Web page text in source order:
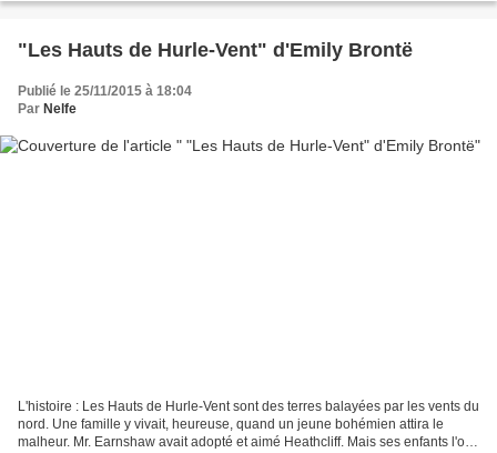
"Les Hauts de Hurle-Vent" d'Emily Brontë
Publié le 25/11/2015 à 18:04
Par Nelfe
L'histoire : Les Hauts de Hurle-Vent sont des terres balayées par les vents du
nord. Une famille y vivait, heureuse, quand un jeune bohémien attira le
malheur. Mr. Earnshaw avait adopté et aimé Heathcliff. Mais ses enfants l'ont